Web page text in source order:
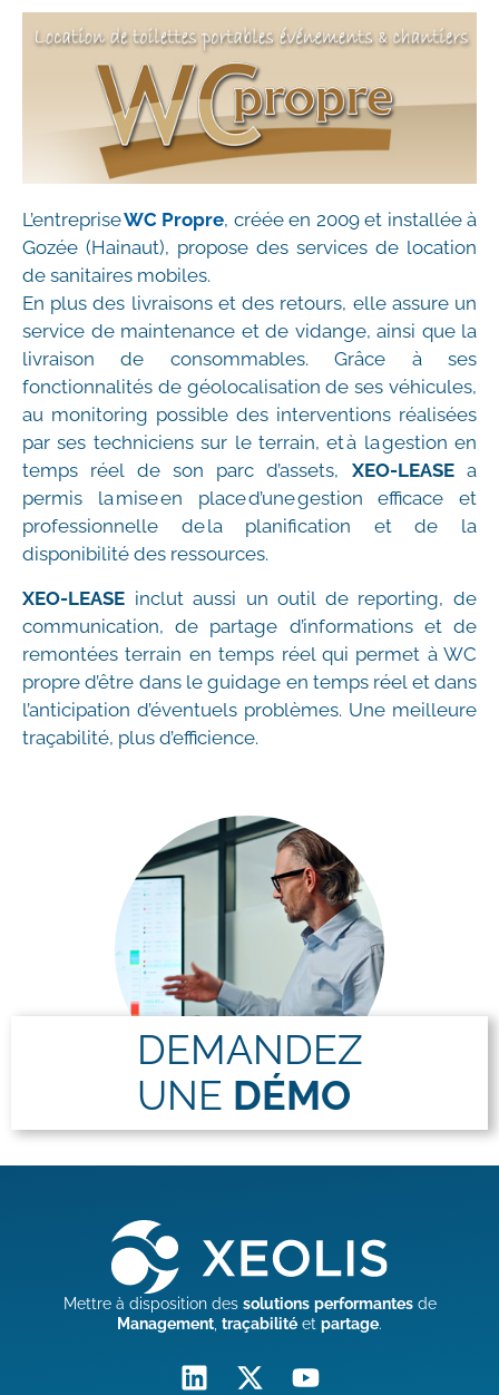
L’entrepriseWC Propre, créée en 2009 et installée à
Gozée (Hainaut), propose des services de location
de sanitaires mobiles.
En plus des livraisons et des retours, elle assure un
service de maintenance et de vidange, ainsi que la
livraison de consommables. Grâce à ses
fonctionnalités de géolocalisation de ses véhicules,
au monitoring possible des interventions réalisées
par ses techniciens sur le terrain, et à la gestion en
temps réel de son parc d’assets, XEO-LEASEa
permis la mise en place d’une gestion efficace et
professionnelle de la planification et de la
disponibilité des ressources.
XEO-LEASE inclut aussi un outil de reporting, de
communication, de partage d’informations et de
remontées terrain en temps réel qui permet à WC
propre d’être dans le guidage en temps réel et dans
l’anticipation d’éventuels problèmes. Une meilleure
traçabilité, plus d’efficience.
DEMANDEZ
UNE DÉMO
Mettre à disposition des solutions performantesde
Management traçabilité et partage.